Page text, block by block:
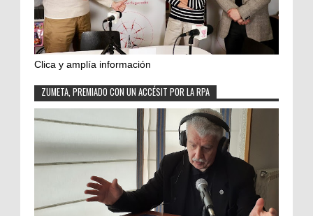
Clica y amplía información
ZUMETA, PREMIADO CON UN ACCÉSIT POR LA RPA